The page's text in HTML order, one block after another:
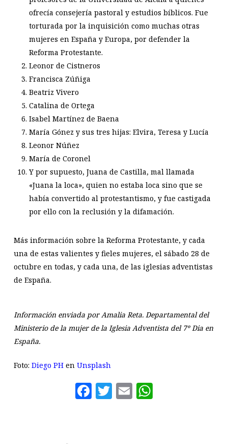
ofrecía consejería pastoral y estudios bíblicos. Fue
torturada por la inquisición como muchas otras
mujeres en España y Europa, por defender la
Reforma Protestante.
Leonor de Cistneros
Francisca Zúñiga
Beatriz Vivero
Catalina de Ortega
Isabel Martínez de Baena
María Gónez y sus tres hijas: Elvira, Teresa y Lucía
Leonor Núñez
María de Coronel
Y por supuesto, Juana de Castilla, mal llamada
«Juana la loca», quien no estaba loca sino que se
había convertido al protestantismo, y fue castigada
por ello con la reclusión y la difamación.
Más información sobre la Reforma Protestante, y cada
una de estas valientes y fieles mujeres, el sábado 28 de
octubre en todas, y cada una, de las iglesias adventistas
de España.
Información enviada por Amalia Reta. Departamental del
Ministerio de la mujer de la Iglesia Adventista del 7º Dia en
España.
Foto: Diego PHen Unsplash
Facebook
Twitter
Email